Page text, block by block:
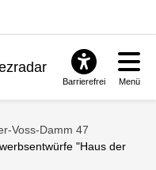
Barrierefrei Menü
Voss-Damm 47
"Haus der